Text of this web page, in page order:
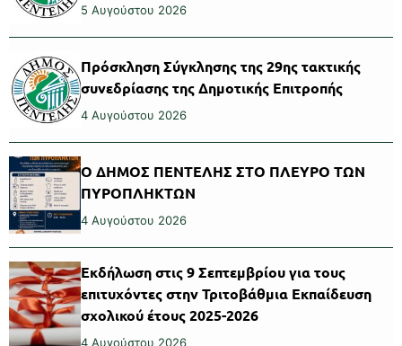
5 Αυγούστου 2026
Πρόσκληση Σύγκλησης της 29ης τακτικής
συνεδρίασης της Δημοτικής Επιτροπής
4 Αυγούστου 2026
Ο ΔΗΜΟΣ ΠΕΝΤΕΛΗΣ ΣΤΟ ΠΛΕΥΡΟ ΤΩΝ
ΠΥΡΟΠΛΗΚΤΩΝ
4 Αυγούστου 2026
Εκδήλωση στις 9 Σεπτεμβρίου για τους
επιτυχόντες στην Τριτοβάθμια Εκπαίδευση
σχολικού έτους 2025-2026
4 Αυγούστου 2026